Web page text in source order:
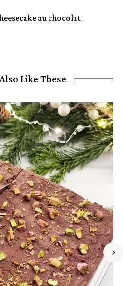
au chocolat
Like These